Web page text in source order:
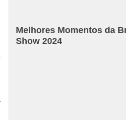
Melhores Momentos da
Show 2024